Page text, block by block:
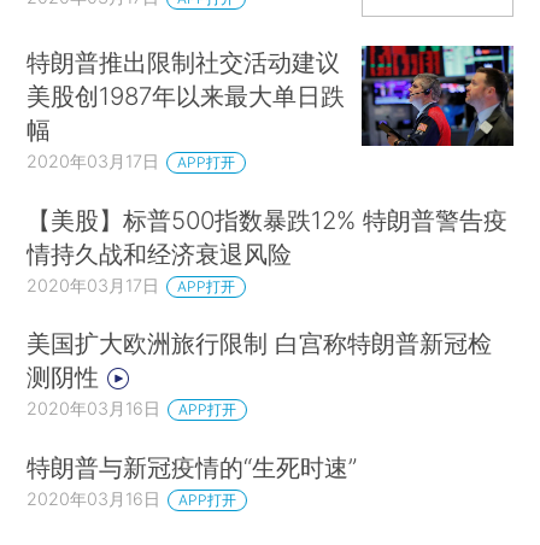
特朗普推出限制社交活动建议
美股创1987年以来最大单日跌
幅
2020年03月17日 APP打开
【美股】标普500指数暴跌12% 特朗普警告疫
情持久战和经济衰退风险
2020年03月17日 APP打开
美国扩大欧洲旅行限制 白宫称特朗普新冠检
测阴性
2020年03月16日 APP打开
特朗普与新冠疫情的“生死时速”
2020年03月16日 APP打开